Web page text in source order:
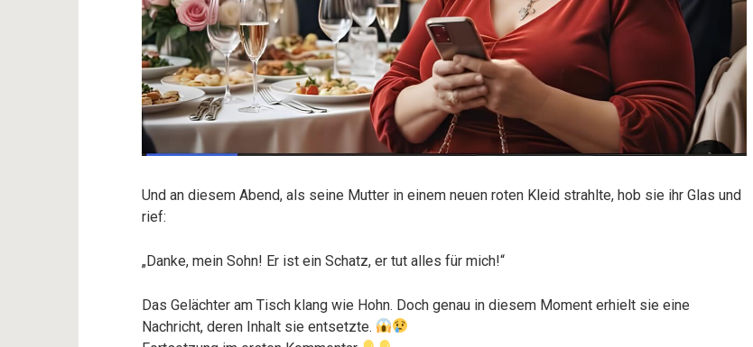
Und an diesem Abend, als seine Mutter in einem neuen roten Kleid strahlte, hob sie ihr Glas und
rief:
„Danke, mein Sohn! Er ist ein Schatz, er tut alles für mich!“
Das Gelächter am Tisch klang wie Hohn. Doch genau in diesem Moment erhielt sie eine
Nachricht, deren Inhalt sie entsetzte.